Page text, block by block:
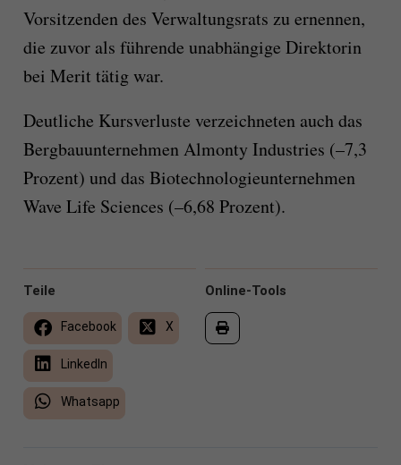
Vorsitzenden des Verwaltungsrats zu ernennen,
die zuvor als führende unabhängige Direktorin
bei Merit tätig war.
Deutliche Kursverluste verzeichneten auch das
Bergbauunternehmen Almonty Industries (–7,3
Prozent) und das Biotechnologieunternehmen
Wave Life Sciences (–6,68 Prozent).
Online-Tools
Teile
Facebook X
LinkedIn
Whatsapp